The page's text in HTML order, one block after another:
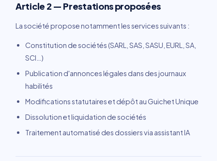
Article 2 — Prestations proposées
La société propose notamment les services suivants :
Constitution de sociétés (SARL, SAS, SASU, EURL, SA,
SCI…)
Publication d'annonces légales dans des journaux
habilités
Modifications statutaires et dépôt au Guichet Unique
Dissolution et liquidation de sociétés
Traitement automatisé des dossiers via assistant IA